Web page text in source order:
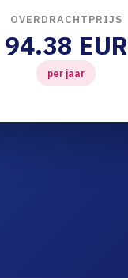
OVERDRACHTPRIJS
94.38 EUR
per jaar